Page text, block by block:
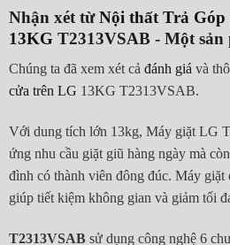
Nhận xét từNội thất Trả Góp
13KG T2313VSAB - Một sản
Chúng ta đã xem xét cả đánh giá và
cửa trên LG 13KG T2313VSAB.
Với dung tích lớn 13kg, Máy giặt LG
ứng nhu cầu giặt giũ hàng ngày mà
đình có thành viên đông đúc. Máy giặt
giúp tiết kiệm không gian và giảm tối
T2313VSAB sử dụng công nghệ 6